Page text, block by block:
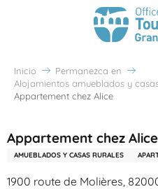
Inicio
Permanezca en
Alojamientos amueblados y
Appartement chez Alice
Appartement chez Alice
AMUEBLADOS Y CASAS RURALES
1900 route de Molières,